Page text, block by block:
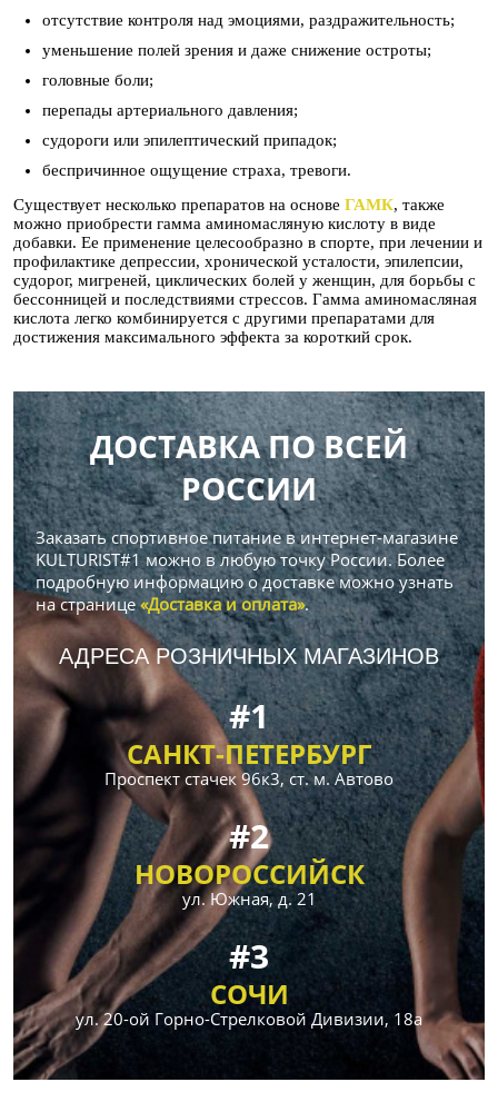
отсутствие контроля над эмоциями, раздражительность;
уменьшение полей зрения и даже снижение остроты;
головные боли;
перепады артериального давления;
судороги или эпилептический припадок;
беспричинное ощущение страха, тревоги.
Существует несколько препаратов на основе ГАМК, также
можно приобрести гамма аминомасляную кислоту в виде
добавки. Ее применение целесообразно в спорте, при лечении и
профилактике депрессии, хронической усталости, эпилепсии,
судорог, мигреней, циклических болей у женщин, для борьбы с
бессонницей и последствиями стрессов. Гамма аминомасляная
кислота легко комбинируется с другими препаратами для
достижения максимального эффекта за короткий срок.
ДОСТАВКА ПО ВСЕЙ
РОССИИ
Заказать спортивное питание в интернет-магазине
KULTURIST#1 можно в любую точку России. Более
подробную информацию о доставке можно узнать
на странице«Доставка и оплата».
АДРЕСА РОЗНИЧНЫХ МАГАЗИНОВ
#1
САНКТ-ПЕТЕРБУРГ
Проспект стачек 96к3, ст. м. Автово
#2
НОВОРОССИЙСК
ул. Южная, д. 21
#3
СОЧИ
ул. 20-ой Горно-Стрелковой Дивизии, 18а